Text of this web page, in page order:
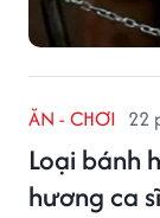
ĂN - CHƠI 22
Loại bánh
hương ca